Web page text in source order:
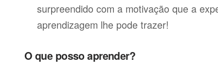
surpreendido com a motivação que a
aprendizagem lhe pode trazer!
O que posso aprender?